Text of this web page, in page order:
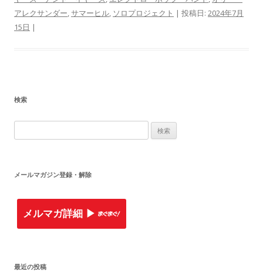
アレクサンダー,サマーヒル, ソロプロジェクト | 投稿日: 2024年7月
15日 |
検索
索
メールマガジン登録・解除
メルマガ詳細 ▶︎
最近の投稿